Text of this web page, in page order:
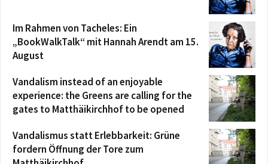
Im Rahmen von Tacheles: Ein
„BookWalkTalk“ mit Hannah Arendt am 15.
August
Vandalism instead of an enjoyable
experience: the Greens are calling for the
gates to Matthäikirchhof to be opened
Vandalismus statt Erlebbarkeit: Grüne
fordern Öffnung der Tore zum